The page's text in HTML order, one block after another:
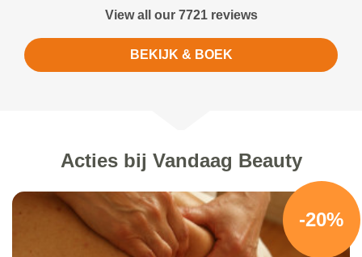
View all our 7721 reviews
BEKIJK & BOEK
Acties bij Vandaag Beauty
-20%